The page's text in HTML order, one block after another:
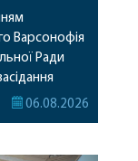
Варсонофія
Ради
членів Ради
06.08.2026